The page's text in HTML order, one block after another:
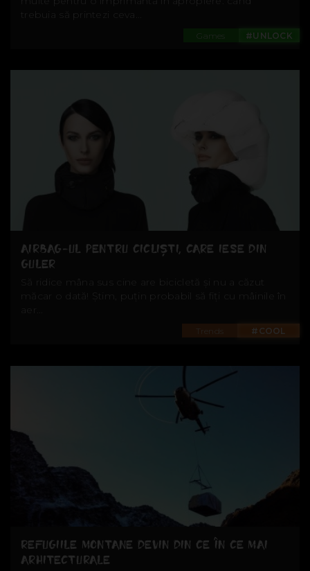
trebuia să printezi ceva...
#UNLOCK
Games
AIRBAG-UL PENTRU CICLIȘTI, CARE IESE DIN
GULER
Să ridice mâna sus cine are bicicletă și nu a căzut
măcar o dată! Știm, puțin probabil să fiți cu mâinile în
#COOL
Trends
REFUGIILE MONTANE DEVIN DIN CE ÎN CE MAI
ARHITECTURALE